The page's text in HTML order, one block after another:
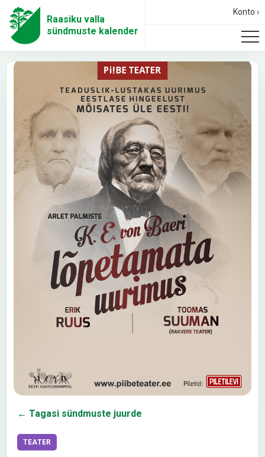
Raasiku valla
sündmuste kalender
Konto ›
← Tagasi sündmuste juurde
TEATER